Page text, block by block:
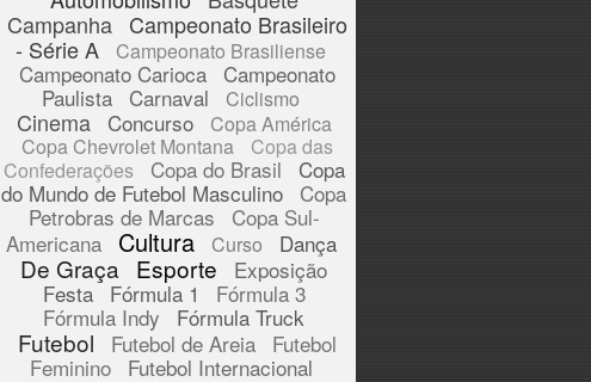
Campanha Campeonato Brasileiro
- Série A
Campeonato Brasiliense
Campeonato Carioca
Campeonato
Paulista Carnaval Ciclismo
Cinema Concurso
Copa América
Copa Chevrolet Montana
Copa das
Confederações
Copa do Brasil Copa
do Mundo de Futebol Masculino Copa
Petrobras de Marcas
Copa Sul-
Americana
Cultura Curso Dança
De Graça Esporte
Exposição
Festa
Fórmula 1
Fórmula 3
Fórmula Indy
Fórmula Truck
Futebol Futebol de Areia
Futebol
Feminino
Futebol Internacional